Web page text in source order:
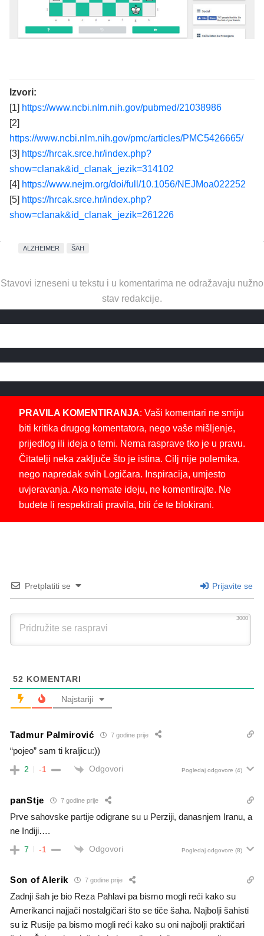
Izvori:
[1] https://www.ncbi.nlm.nih.gov/pubmed/21038986
[2]
https://www.ncbi.nlm.nih.gov/pmc/articles/PMC5426665/
[3] https://hrcak.srce.hr/index.php?
show=clanak&id_clanak_jezik=314102
[4] https://www.nejm.org/doi/full/10.1056/NEJMoa022252
[5] https://hrcak.srce.hr/index.php?
show=clanak&id_clanak_jezik=261226
ALZHEIMER ŠAH
Stavovi izneseni u tekstu i u komentarima ne odražavaju nužno
stav redakcije.
PRAVILA KOMENTIRANJA: Vaši komentari ne smiju
biti kritika drugog komentatora, nego vaše mišljenje,
prijedlog ili ideja o temi. Nema rasprave tko je u pravu.
Čitatelji neka zaključe što je istina. Cilj nije polemika,
nego napredak svih Logičara. Inspiracija, umjesto
uvjeravanja. Ako nemate ideju, ne komentirajte. Ne
budete li respektirali pravila, biti će te blokirani.
Pretplatiti se Prijavite se
3000
52 KOMENTARI
Najstariji
Tadmur Palmirović 7 godine prije
“pojeo” sam ti kraljicu:))
2 -1 Odgovori Pogledaj odgovore (4)
panStje 7 godine prije
Prve sahovske partije odigrane su u Perziji, danasnjem Iranu, a
ne Indiji….
7 -1 Odgovori Pogledaj odgovore (8)
Son of Alerik 7 godine prije
Zadnji šah je bio Reza Pahlavi pa bismo mogli reći kako su
Amerikanci najjači nostalgičari što se tiče šaha. Najbolji šahisti
su iz Rusije pa bismo mogli reći kako su oni najbolji praktičari